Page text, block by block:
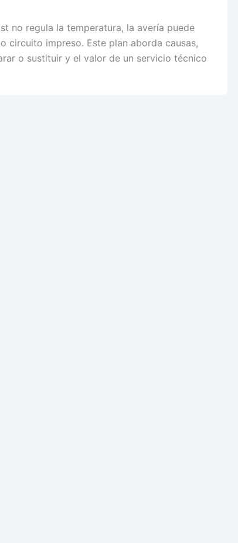
no regula la temperatura, la avería puede
circuito impreso. Este plan aborda causas,
o sustituir y el valor de un servicio técnico